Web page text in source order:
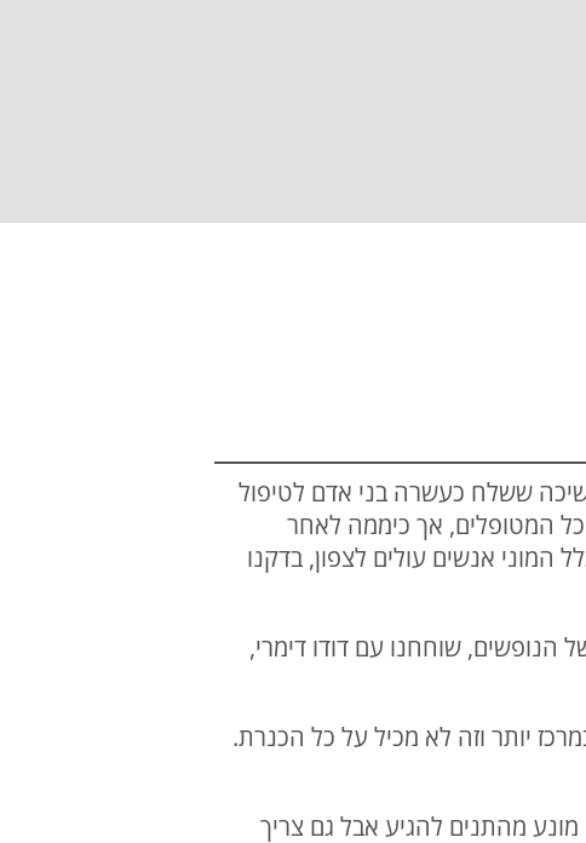
ששלח כעשרה בני אדם לטיפול
המטופלים, אך כיממה לאחר
אנשים עולים לצפון, בדקנו
הנופשים, שוחחנו עם דודו דימרי,
יותר וזה לא מכיל על כל הכנרת.
מהתנים להגיע אבל גם צריך